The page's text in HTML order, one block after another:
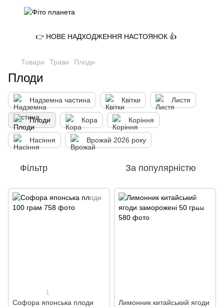
👉 НОВЕ НАДХОДЖЕННЯ НАСТОЯНОК 👍
Товари Трави Плоди
Плоди
Надземна частина Квітки Листя
Плоди Кора Коріння
Насіння Врожай 2026 року
Фільтр За популярністю
1
Софора японська плоди
Лимонник китайський ягоди